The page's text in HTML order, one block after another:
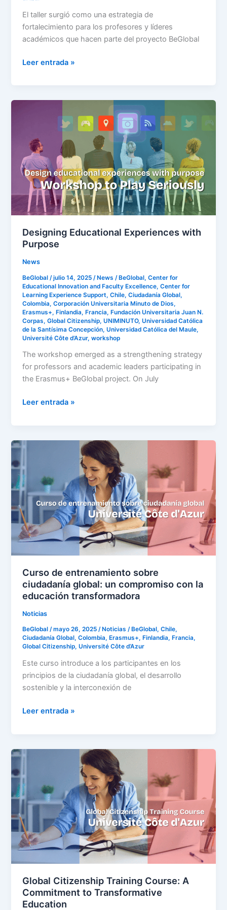
El taller surgió como una estrategia de
fortalecimiento para los profesores y líderes
académicos que hacen parte del proyecto BeGlobal
Leer entrada »
Designing Educational Experiences with
Purpose
News
BeGlobal /julio 14, 2025 /News /BeGlobal,Center for
Educational Innovation and Faculty Excellence,Center for
Learning Experience Support,Chile,Ciudadanía Global,
Colombia,Corporación Universitaria Minuto de Dios,
Erasmus+,Finlandia,Francia,Fundación Universitaria Juan N.
Corpas,Global Citizenship,UNIMINUTO,Universidad Católica
de la Santísima Concepción,Universidad Católica del Maule,
Université Côte d’Azur,workshop
The workshop emerged as a strengthening strategy
for professors and academic leaders participating in
the Erasmus+ BeGlobal project. On July
Educational
Experiences
with
Purpose
Leer entrada »
Curso de entrenamiento sobre
ciudadanía global: un compromiso con la
educación transformadora
Noticias
BeGlobal/mayo 26, 2025/ Noticias / BeGlobal,Chile,
Ciudadanía Global,Colombia, Erasmus+, Finlandia, Francia,
Global Citizenship,Université Côte d’Azur
Este curso introduce a los participantes en los
principios de la ciudadanía global, el desarrollo
sostenible y la interconexión de
Curso
entrenamiento
sobre
ciudadanía
global:
un
compromiso
con
la
educación
transformadora
Leer entrada »
Global Citizenship Training Course: A
Commitment to Transformative
Education
Global
Training
Course:
A
Commitment
to
Transformative
Education